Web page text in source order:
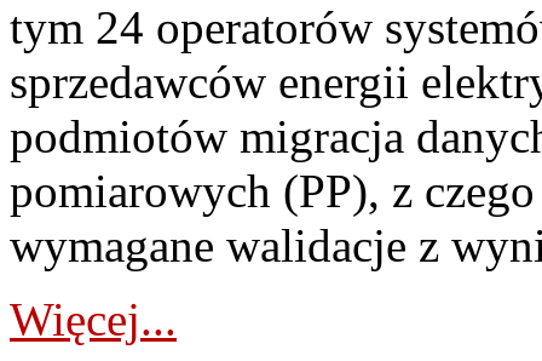
tym 24 operatorów
sprzedawców energii
podmiotów migracja
pomiarowych (PP), z
wymagane walidacje z
Więcej...